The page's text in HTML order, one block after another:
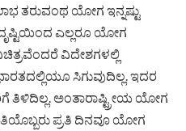
ತರುವಂಥ ಯೋಗ ಇನ್ನಷ್ಟು
ಎಲ್ಲರೂ ಯೋಗ
ವಿದೇಶಗಳಲ್ಲಿ
ಸಿಗುವುದಿಲ್ಲ. ಇದರ
ತಿಳಿದಿಲ್ಲ. ಅಂತಾರಾಷ್ಟ್ರೀಯ ಯೋಗ
ಪ್ರತಿ ದಿನವೂ ಯೋಗ